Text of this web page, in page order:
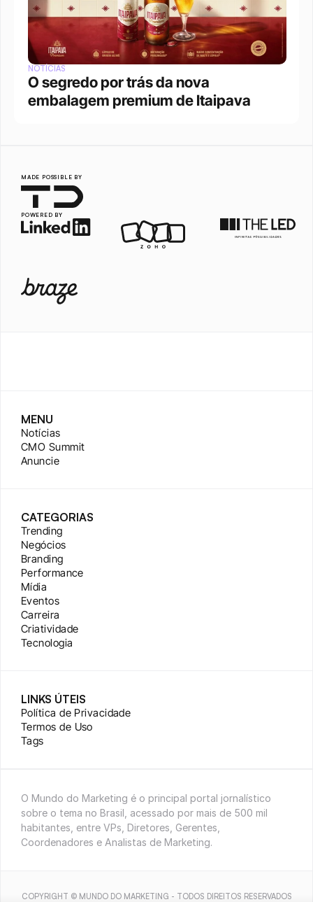
NOTÍCIAS
O segredo por trás da nova
embalagem premium de Itaipava
MADE POSSIBLE BY
POWERED BY
MENU
Notícias
CMO Summit
Anuncie
CATEGORIAS
Trending
Negócios
Branding
Performance
Mídia
Eventos
Carreira
Criatividade
Tecnologia
LINKS ÚTEIS
Política de Privacidade
Termos de Uso
Tags
O Mundo do Marketing é o principal portal jornalístico
sobre o tema no Brasil, acessado por mais de 500 mil
habitantes, entre VPs, Diretores, Gerentes,
Coordenadores e Analistas de Marketing.
COPYRIGHT © MUNDO DO MARKETING - TODOS DIREITOS RESERVADOS